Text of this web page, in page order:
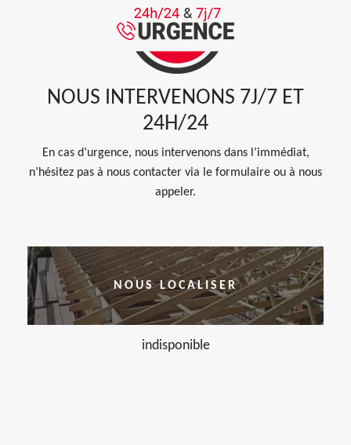
NOUS INTERVENONS 7J/7 ET
24H/24
En cas d’urgence, nous intervenons dans l’immédiat,
n’hésitez pas à nous contacter via le formulaire ou à nous
appeler.
NOUS LOCALISER
indisponible